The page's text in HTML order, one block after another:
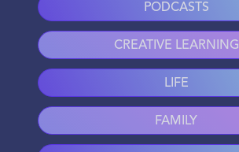
PODCASTS
CREATIVE LEARNING
LIFE
FAMILY